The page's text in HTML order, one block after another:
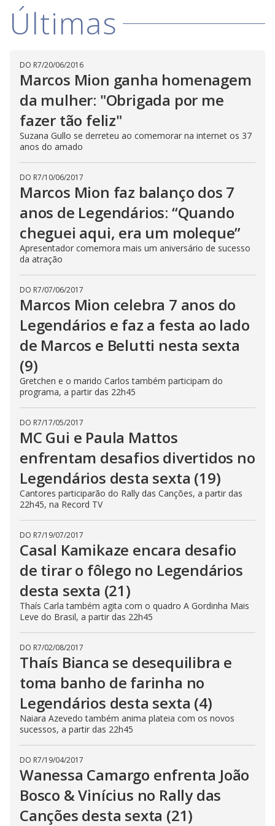
V
d
e
o
Últimas
DO R7/20/06/2016
Marcos Mion ganha homenagem
da mulher: "Obrigada por me
fazer tão feliz"
Suzana Gullo se derreteu ao comemorar na internet os 37
anos do amado
DO R7/10/06/2017
Marcos Mion faz balanço dos 7
anos de Legendários: “Quando
cheguei aqui, era um moleque”
Apresentador comemora mais um aniversário de sucesso
da atração
DO R7/07/06/2017
Marcos Mion celebra 7 anos do
Legendários e faz a festa ao lado
de Marcos e Belutti nesta sexta
(9)
Gretchen e o marido Carlos também participam do
programa, a partir das 22h45
DO R7/17/05/2017
MC Gui e Paula Mattos
enfrentam desafios divertidos no
Legendários desta sexta (19)
Cantores participarão do Rally das Canções, a partir das
22h45, na Record TV
DO R7/19/07/2017
Casal Kamikaze encara desafio
de tirar o fôlego no Legendários
desta sexta (21)
Thaís Carla também agita com o quadro A Gordinha Mais
Leve do Brasil, a partir das 22h45
DO R7/02/08/2017
Thaís Bianca se desequilibra e
toma banho de farinha no
Legendários desta sexta (4)
Naiara Azevedo também anima plateia com os novos
sucessos, a partir das 22h45
DO R7/19/04/2017
Wanessa Camargo enfrenta João
Bosco & Vinícius no Rally das
Canções desta sexta (21)